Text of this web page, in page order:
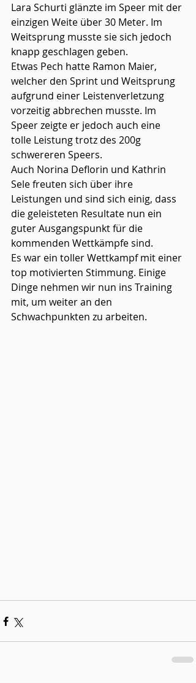
Lara Schurti glänzte im Speer mit der
einzigen Weite über 30 Meter. Im
Weitsprung musste sie sich jedoch
knapp geschlagen geben.
Etwas Pech hatte Ramon Maier,
welcher den Sprint und Weitsprung
aufgrund einer Leistenverletzung
vorzeitig abbrechen musste. Im
Speer zeigte er jedoch auch eine
tolle Leistung trotz des 200g
schwereren Speers.
Auch Norina Deflorin und Kathrin
Sele freuten sich über ihre
Leistungen und sind sich einig, dass
die geleisteten Resultate nun ein
guter Ausgangspunkt für die
kommenden Wettkämpfe sind.
Es war ein toller Wettkampf mit einer
top motivierten Stimmung. Einige
Dinge nehmen wir nun ins Training
mit, um weiter an den
Schwachpunkten zu arbeiten.